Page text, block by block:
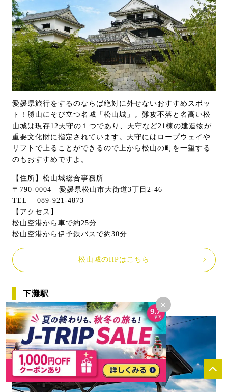
×
愛媛県旅行をするのならば絶対に外せないおすすめスポッ
ト！勝山にそび立つ名城「松山城」。難攻不落と名高い松
山城は現存12天守の１つであり、天守など21棟の建造物が
重要文化財に指定されています。天守にはロープウェイや
リフトで上ることができるので上から松山の町を一望する
のもおすすめですよ。
【住所】松山城総合事務所
〒790-0004 愛媛県松山市大街道3丁目2-46
TEL 089-921-4873
【アクセス】
松山空港から車で約25分
松山空港から伊予鉄バスで約30分
松山城のHPはこちら
下灘駅